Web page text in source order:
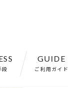
段
GUIDE
ご利用ガイド